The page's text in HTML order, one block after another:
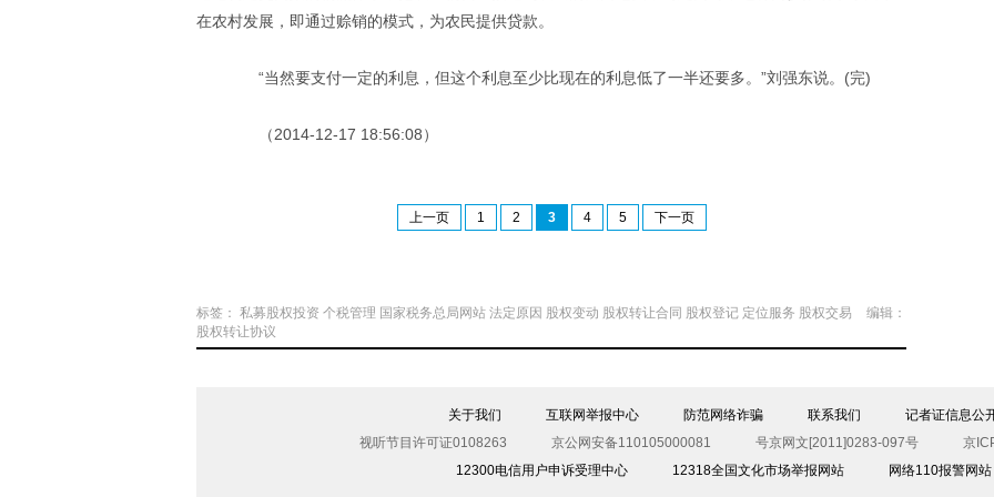
在农村发展，即通过赊销的模式，为农民提供贷款。
“当然要支付一定的利息，但这个利息至少比现在的利息低了一半还要多。”刘强东说。(完)
（2014-12-17 18:56:08）
上一页 1 2 3 4 5 下一页
编辑：
标签： 私募股权投资 个税管理 国家税务总局网站 法定原因 股权变动 股权转让合同 股权登记 定位服务 股权交易
股权转让协议
关于我们 互联网举报中心 防范网络诈骗 联系我们
记者证信息公
视听节目许可证0108263
京公网安备110105000081 号京网文[2011]0283-097号
京
12300电信用户申诉受理中心
12318全国文化市场举报网站 网络110报警网站